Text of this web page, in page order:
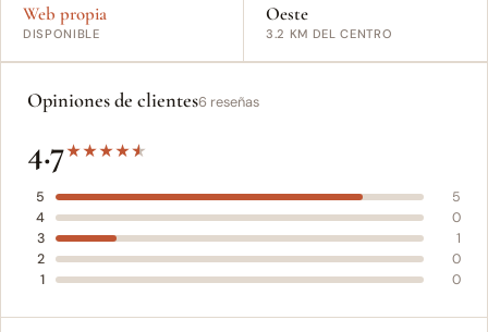
Web propia
DISPONIBLE
Oeste
3.2 KM DEL CENTRO
Opiniones de clientes6 reseñas
4.7★★★★★
5
5
4
0
3
1
2
0
1
0